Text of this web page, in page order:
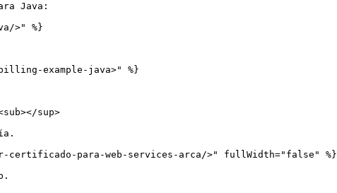
Java:
>" %}
example-java>" %}
sup>
certificado-para-web-services-arca/>" fullWidth="false" %}